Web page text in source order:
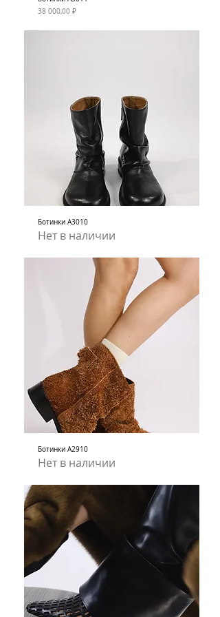
Цена
38 000,00 ₽
Ботинки А3010
Нет в наличии
Ботинки А2910
Нет в наличии